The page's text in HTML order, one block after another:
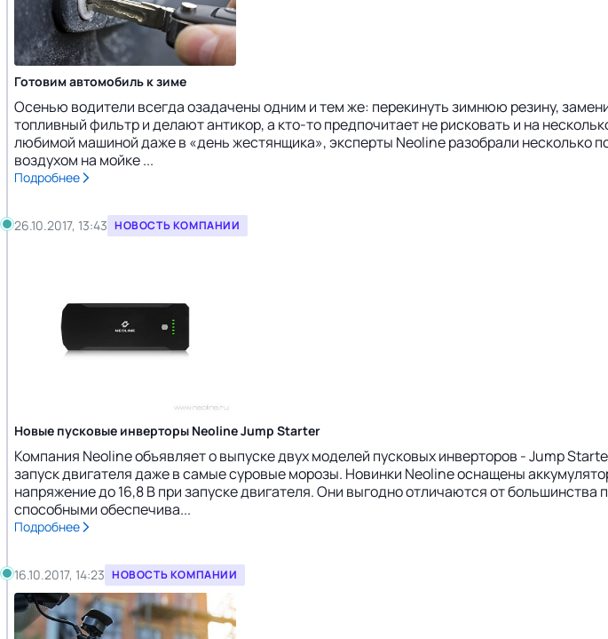
Готовим автомобиль к зиме
Осенью водители всегда озадачены одним и тем же: перекинуть зимнюю резину,
топливный фильтр и делают антикор, а кто-то предпочитает не рисковать и на
любимой машиной даже в «день жестянщика», эксперты Neoline разобрали несколько
воздухом на мойке ...
Подробнее
26.10.2017, 13:43 НОВОСТЬ КОМПАНИИ
Новые пусковые инверторы Neoline Jump Starter
Компания Neoline объявляет о выпуске двух моделей пусковых инверторов - Jump
запуск двигателя даже в самые суровые морозы. Новинки Neoline оснащены
напряжение до 16,8 В при запуске двигателя. Они выгодно отличаются от
способными обеспечива...
Подробнее
16.10.2017, 14:23 НОВОСТЬ КОМПАНИИ